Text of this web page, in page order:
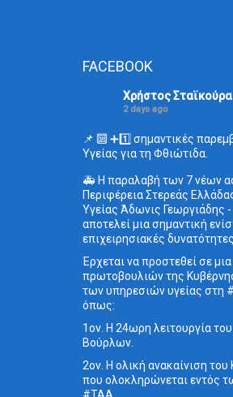
FACEBOOK
Χρήστος
2 days ago
📌 🔟 ➕1️⃣ σημαντικές
Υγείας για τη Φθιώτιδα.
🚑 Η παραλαβή των 7 νέων
Περιφέρεια Στερεάς
Υγείας Άδωνις Γεωργιάδης
αποτελεί μια σημαντική
επιχειρησιακές
Έρχεται να προστεθεί σε
πρωτοβουλιών της
των υπηρεσιών υγείας στη
όπως:
1ον. Η 24ωρη λειτουργία
Βούρλων.
2ον. Η ολική ανακαίνιση του
που ολοκληρώνεται εντός